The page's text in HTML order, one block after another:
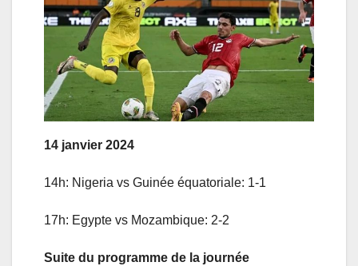
14 janvier 2024
14h: Nigeria vs Guinée équatoriale: 1-1
17h: Egypte vs Mozambique: 2-2
Suite du programme de la journée